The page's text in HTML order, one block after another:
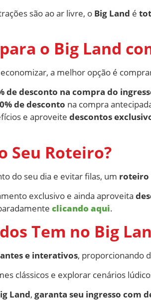
são ao ar livre, o Big Land é
o Big Land
a melhor opção é
de desconto na compra do
de desconto na compra
e aproveite descontos
Seu Roteiro?
do seu dia e evitar filas, um roteiro
exclusivo e ainda aproveita
clicando aqui.
Tem no Big
e interativos, proporcionando
clássicos e explorar cenários
Land, garanta seu ingresso com